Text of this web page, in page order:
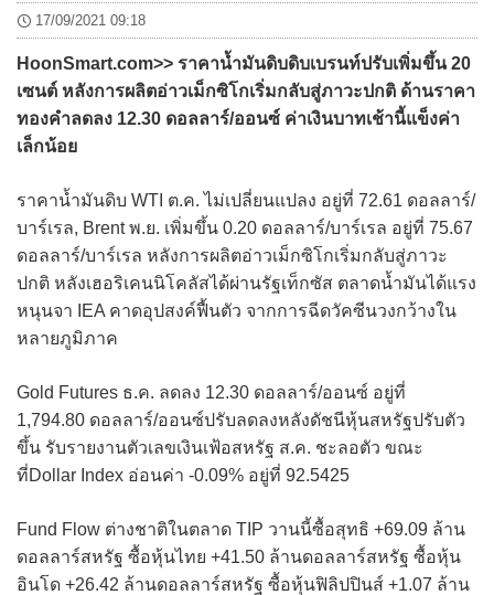
17/09/2021 09:18
HoonSmart.com>> ราคาน้ำมันดิบดิบเบรนท์ปรับเพิ่มขึ้น 20
เซนต์ หลังการผลิตอ่าวเม็กซิโกเริ่มกลับสู่ภาวะปกติ ด้านราคา
ทองคำลดลง 12.30 ดอลลาร์/ออนซ์ ค่าเงินบาทเช้านี้แข็งค่า
เล็กน้อย
ราคาน้ำมันดิบ WTI ต.ค. ไม่เปลี่ยนแปลง อยู่ที่ 72.61 ดอลลาร์/
บาร์เรล, Brent พ.ย. เพิ่มขึ้น 0.20 ดอลลาร์/บาร์เรล อยู่ที่ 75.67
ดอลลาร์/บาร์เรล หลังการผลิตอ่าวเม็กซิโกเริ่มกลับสู่ภาวะ
ปกติ หลังเฮอริเคนนิโคลัสได้ผ่านรัฐเท็กซัส ตลาดน้ำมันได้แรง
หนุนจา IEA คาดอุปสงค์ฟื้นตัว จากการฉีดวัคซีนวงกว้างใน
หลายภูมิภาค
Gold Futures ธ.ค. ลดลง 12.30 ดอลลาร์/ออนซ์ อยู่ที่
1,794.80 ดอลลาร์/ออนซ์ปรับลดลงหลังดัชนีหุ้นสหรัฐปรับตัว
ขึ้น รับรายงานตัวเลขเงินเฟ้อสหรัฐ ส.ค. ชะลอตัว ขณะ
ที่Dollar Index อ่อนค่า -0.09% อยู่ที่ 92.5425
Fund Flow ต่างชาติในตลาด TIP วานนี้ซื้อสุทธิ +69.09 ล้าน
ดอลลาร์สหรัฐ ซื้อหุ้นไทย +41.50 ล้านดอลลาร์สหรัฐ ซื้อหุ้น
อินโด +26.42 ล้านดอลลาร์สหรัฐ ซื้อหุ้นฟิลิปปินส์ +1.07 ล้าน